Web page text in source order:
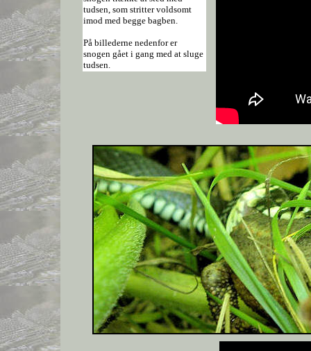
tudsen, som stritter voldsomt
imod med begge bagben.
På billederne nedenfor er
snogen gået i gang med at sluge
tudsen.